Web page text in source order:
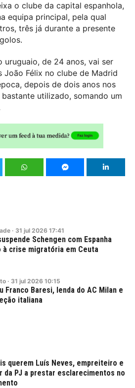
o clube da capital espanhola,
equipa principal, pela qual
três já durante a presente
uruguaio, de 24 anos, vai ser
Félix no clube de Madrid
depois de dois anos nos
bastante utilizado, somando um
· 31 jul 2026 17:41
Schengen com Espanha
à crise migratória em Ceuta
· 31 jul 2026 10:15
Franco Baresi, lenda do AC Milan e
italiana
querem Luís Neves, empreiteiro e
da PJ a prestar esclarecimentos no